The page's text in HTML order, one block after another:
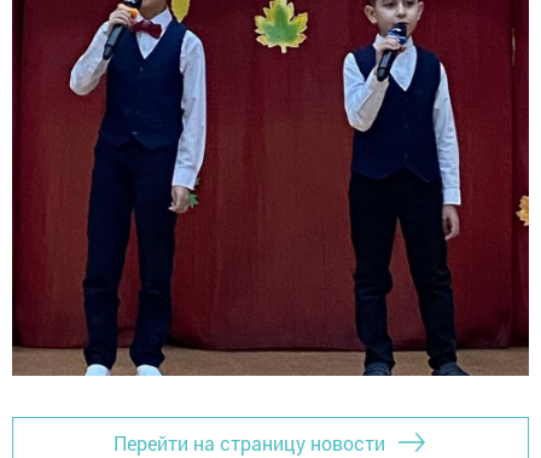
Перейти на страницу новости